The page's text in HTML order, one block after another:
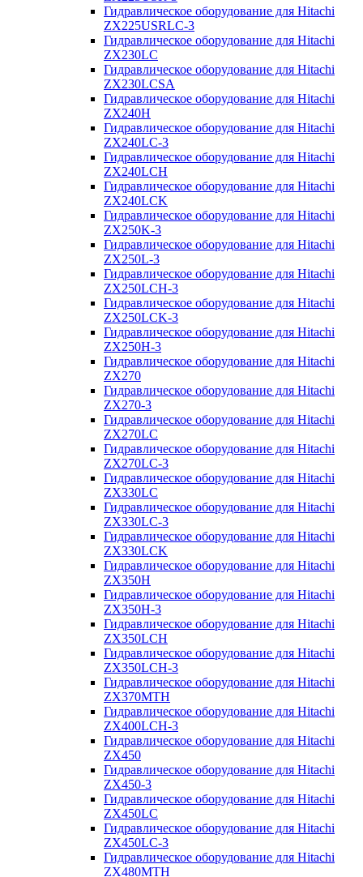
Гидравлическое оборудование для Hitachi
ZX225USRLC-3
Гидравлическое оборудование для Hitachi
ZX230LC
Гидравлическое оборудование для Hitachi
ZX230LCSA
Гидравлическое оборудование для Hitachi
ZX240H
Гидравлическое оборудование для Hitachi
ZX240LC-3
Гидравлическое оборудование для Hitachi
ZX240LCH
Гидравлическое оборудование для Hitachi
ZX240LCK
Гидравлическое оборудование для Hitachi
ZX250K-3
Гидравлическое оборудование для Hitachi
ZX250L-3
Гидравлическое оборудование для Hitachi
ZX250LCH-3
Гидравлическое оборудование для Hitachi
ZX250LCK-3
Гидравлическое оборудование для Hitachi
ZX250Н-3
Гидравлическое оборудование для Hitachi
ZX270
Гидравлическое оборудование для Hitachi
ZX270-3
Гидравлическое оборудование для Hitachi
ZX270LC
Гидравлическое оборудование для Hitachi
ZX270LC-3
Гидравлическое оборудование для Hitachi
ZX330LC
Гидравлическое оборудование для Hitachi
ZX330LC-3
Гидравлическое оборудование для Hitachi
ZX330LCK
Гидравлическое оборудование для Hitachi
ZX350H
Гидравлическое оборудование для Hitachi
ZX350H-3
Гидравлическое оборудование для Hitachi
ZX350LCH
Гидравлическое оборудование для Hitachi
ZX350LCH-3
Гидравлическое оборудование для Hitachi
ZX370MTH
Гидравлическое оборудование для Hitachi
ZX400LCH-3
Гидравлическое оборудование для Hitachi
ZX450
Гидравлическое оборудование для Hitachi
ZX450-3
Гидравлическое оборудование для Hitachi
ZX450LC
Гидравлическое оборудование для Hitachi
ZX450LC-3
Гидравлическое оборудование для Hitachi
ZX480MTH